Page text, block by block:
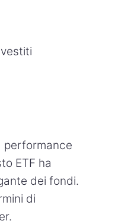
performance
ETF ha
dei fondi.
di